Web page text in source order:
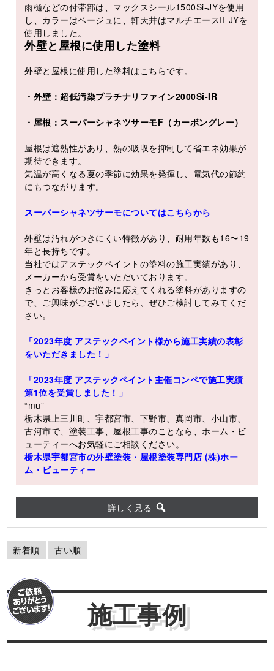
雨樋などの付帯部は、マックスシール1500Si-JYを使用
し、カラーはベージュに、軒天井はマルチエースII-JYを
使用しました。
外壁と屋根に使用した塗料
外壁と屋根に使用した塗料はこちらです。
・外壁：超低汚染プラチナリファイン2000Si-IR
・屋根：スーパーシャネツサーモF（カーボングレー）
屋根は遮熱性があり、熱の吸収を抑制して省エネ効果が
期待できます。
気温が高くなる夏の季節に効果を発揮し、電気代の節約
にもつながります。
スーパーシャネツサーモについてはこちらから
外壁は汚れがつきにくい特徴があり、耐用年数も16〜19
年と長持ちです。
当社ではアステックペイントの塗料の施工実績があり、
メーカーから受賞をいただいております。
きっとお客様のお悩みに応えてくれる塗料がありますの
で、ご興味がございましたら、ぜひご検討してみてくだ
さい。
「2023年度 アステックペイント様から施工実績の表彰
をいただきました！」
「2023年度 アステックペイント主催コンペで施工実績
第1位を受賞しました！」
“mu”
栃木県上三川町、宇都宮市、下野市、真岡市、小山市、
古河市で、塗装工事、屋根工事のことなら、ホーム・ビ
ューティーへお気軽にご相談ください。
栃木県宇都宮市の外壁塗装・屋根塗装専門店 (株)ホー
ム・ビューティー
詳しく見る
新着順 古い順
施工事例